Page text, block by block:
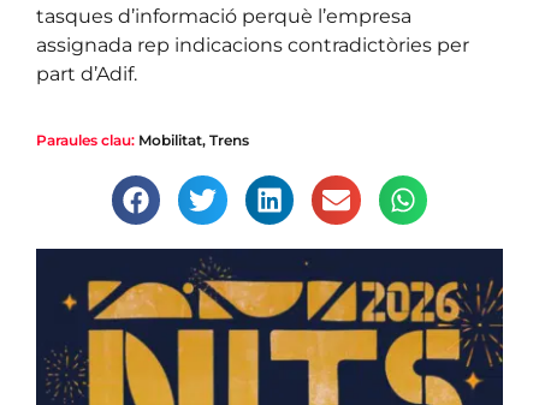
tasques d’informació perquè l’empresa
assignada rep indicacions contradictòries per
part d’Adif.
Paraules clau: Mobilitat, Trens